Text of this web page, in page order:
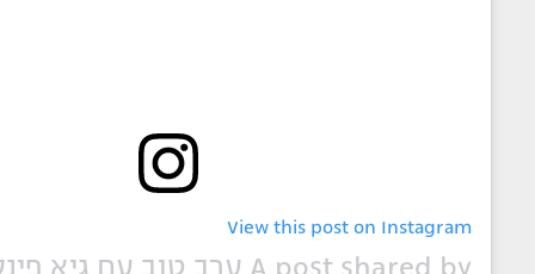
View this post on Instagram